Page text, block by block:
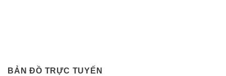
BẢN ĐỒ TRỰC TUYẾN